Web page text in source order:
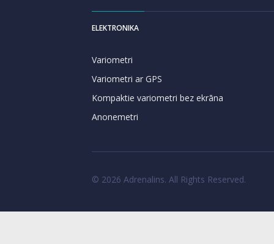
ELEKTRONIKA
Variometri
Variometri ar GPS
Kompaktie variometri bez ekrāna
Anonemetri
© 2026 Adrenalins. All Rights Reserved.